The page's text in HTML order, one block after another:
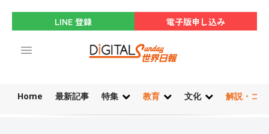
LINE 登録 電子版申し込み
Home 最新記事 特集 教育 文化 解説・コ